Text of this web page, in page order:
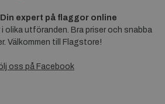
expert på flaggor online
olika utföranden. Bra priser och snabba
Välkommen till Flagstore!
oss på Facebook